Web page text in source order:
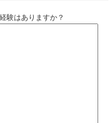
験はありますか？